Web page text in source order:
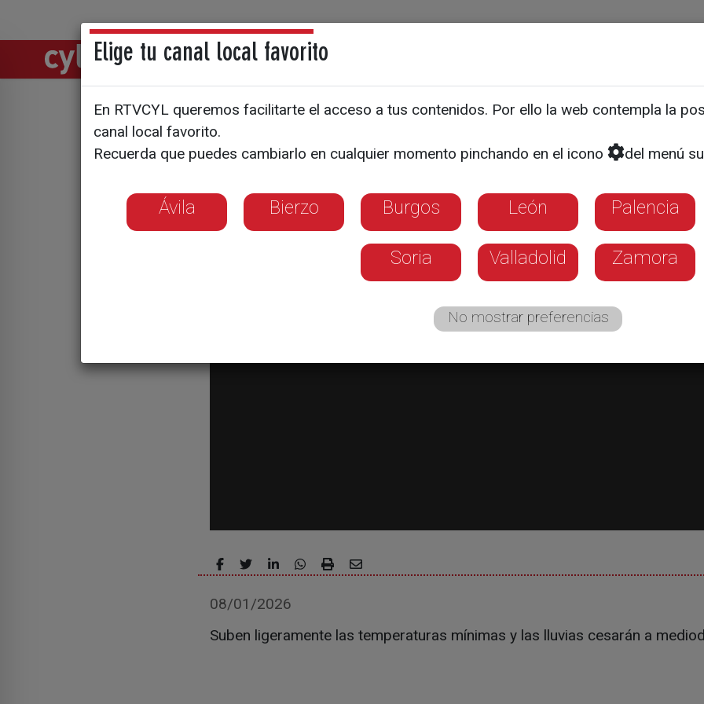
Directos Noticias
Tiempo para el viernes
08/01/2026
Suben ligeramente las temperaturas mínimas y las lluvias cesarán a
Elige tu canal local favorito
En RTVCYL queremos facilitarte el acceso a tus contenidos. Por ello la web contempla la
canal local favorito.
Recuerda que puedes cambiarlo en cualquier momento pinchando en el icono
del menú
Ávila Bierzo Burgos León Palencia
Soria Valladolid Zamora
No mostrar preferencias